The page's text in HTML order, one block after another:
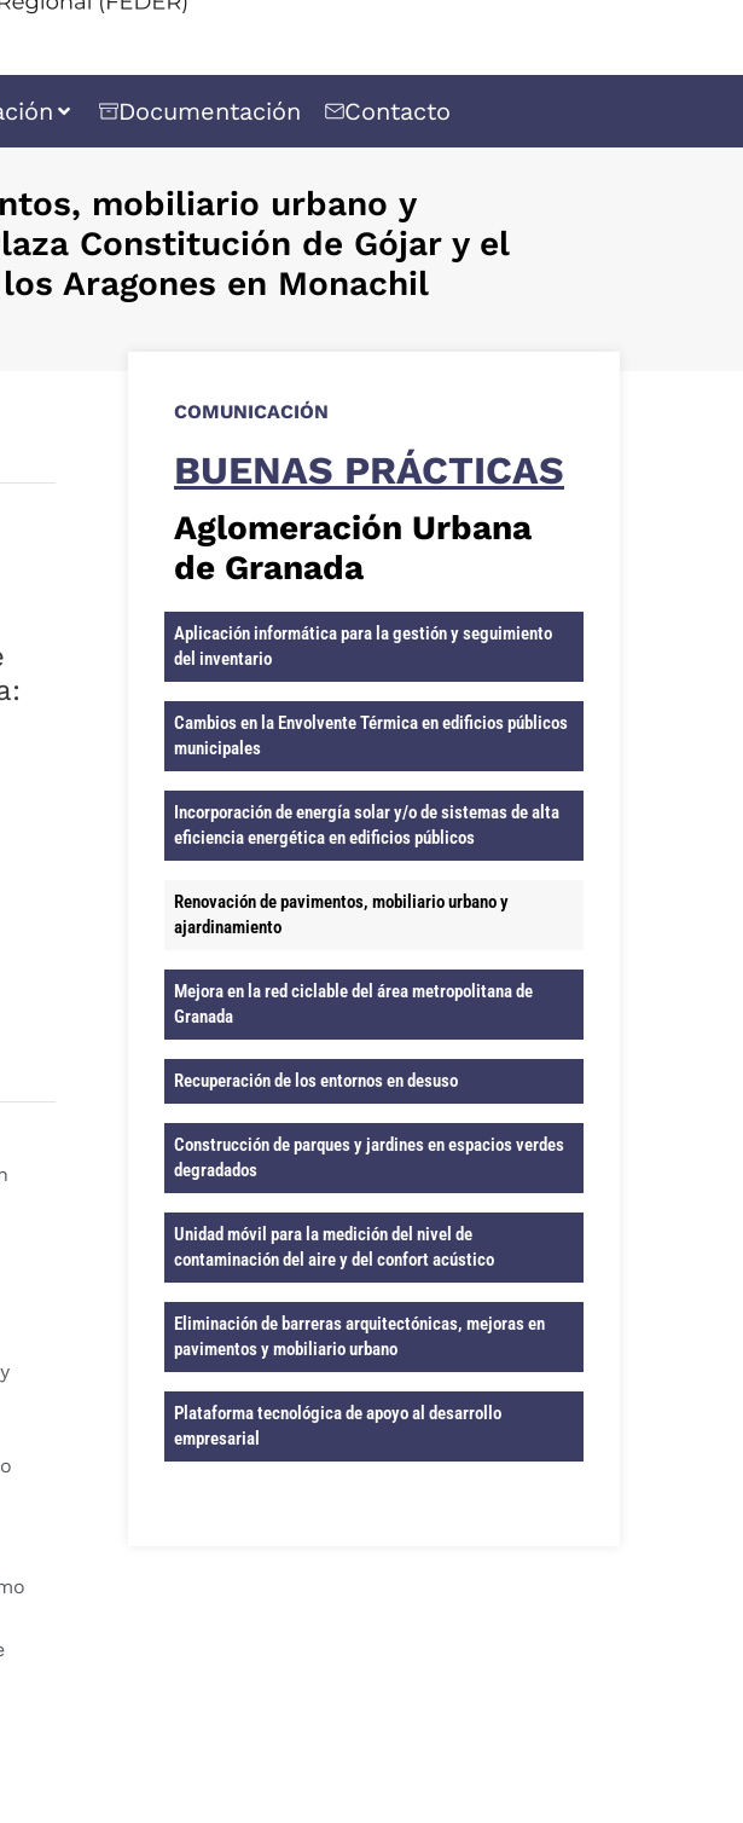
Documentación Contacto
mobiliario urbano y
Constitución de Gójar y el
Aragones en Monachil
COMUNICACIÓN
BUENAS PRÁCTICAS
Aglomeración Urbana
de Granada
Aplicación informática para la gestión y seguimiento
del inventario
Cambios en la Envolvente Térmica en edificios públicos
municipales
Incorporación de energía solar y/o de sistemas de alta
eficiencia energética en edificios públicos
Renovación de pavimentos, mobiliario urbano y
ajardinamiento
Mejora en la red ciclable del área metropolitana de
Granada
Recuperación de los entornos en desuso
Construcción de parques y jardines en espacios verdes
degradados
Unidad móvil para la medición del nivel de
contaminación del aire y del confort acústico
Eliminación de barreras arquitectónicas, mejoras en
pavimentos y mobiliario urbano
Plataforma tecnológica de apoyo al desarrollo
empresarial